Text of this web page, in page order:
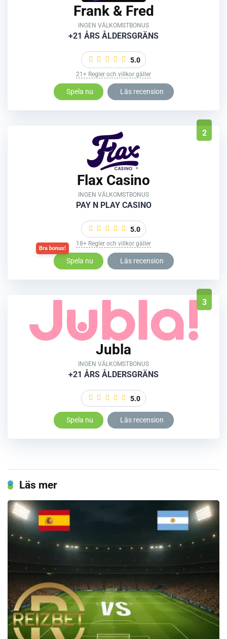
Frank & Fred
INGEN VÄLKOMSTBONUS
+21 ÅRS ÅLDERSGRÄNS
5.0
21+ Regler och villkor gäller
Spela nu Läs recension
2
Flax Casino
INGEN VÄLKOMSTBONUS
PAY N PLAY CASINO
5.0
18+ Regler och villkor gäller
Spela nu Läs recension
3
Jubla
INGEN VÄLKOMSTBONUS
+21 ÅRS ÅLDERSGRÄNS
5.0
Spela nu Läs recension
Läs mer